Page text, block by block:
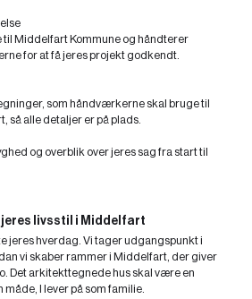
Middelfart Kommune og håndterer
for at få jeres projekt godkendt.
som håndværkerne skal bruge til
så alle detaljer er på plads.
og overblik over jeres sag fra start til
jeres livsstil i Middelfart
jeres hverdag. Vi tager udgangspunkt i
vi skaber rammer i Middelfart, der giver
Det arkitekttegnede hus skal være en
I lever på som familie.